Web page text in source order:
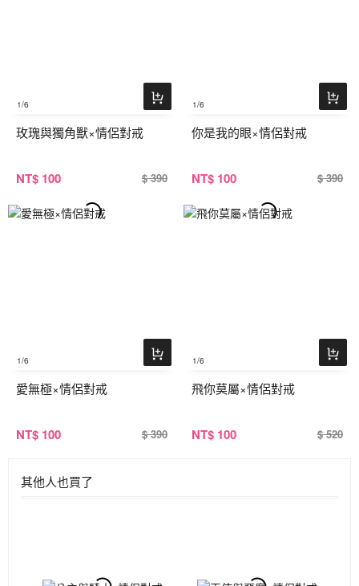
1/6
玫瑰與獨角獸×情侶對戒
NT$ 100 $ 390
1/6
你是我的眼×情侶對戒
NT$ 100 $ 390
1/6
愛無極×情侶對戒
NT$ 100 $ 390
1/6
飛你莫屬×情侶對戒
NT$ 100 $ 520
其他人也買了